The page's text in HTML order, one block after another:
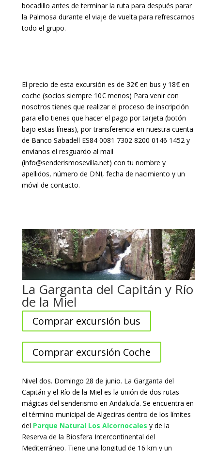
bocadillo antes de terminar la ruta para después parar
la Palmosa durante el viaje de vuelta para refrescarnos
todo el grupo.
El precio de esta excursión es de 32€ en bus y 18€ en
coche (socios siempre 10€ menos) Para venir con
nosotros tienes que realizar el proceso de inscripción
para ello tienes que hacer el pago por tarjeta (botón
bajo estas líneas), por transferencia en nuestra cuenta
de Banco Sabadell ES84 0081 7302 8200 0146 1452 y
envíanos el resguardo al mail
(info@senderismosevilla.net) con tu nombre y
apellidos, número de DNI, fecha de nacimiento y un
móvil de contacto.
La Garganta del Capitán y Río
de la Miel
Comprar excursión bus
Comprar excursión Coche
Nivel dos. Domingo 28 de junio. La Garganta del
Capitán y el Río de la Miel es la unión de dos rutas
mágicas del senderismo en Andalucía. Se encuentra en
el término municipal de Algeciras dentro de los límites
del Parque Natural Los Alcornocales y de la
Reserva de la Biosfera Intercontinental del
Mediterráneo. Tiene una longitud de 16 km y un